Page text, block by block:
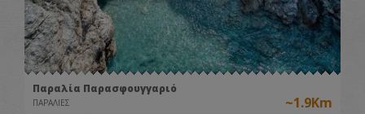
Παραλία Παρασφουγγαριό
ΠΑΡΑΛΙΕΣ ~1.9Km